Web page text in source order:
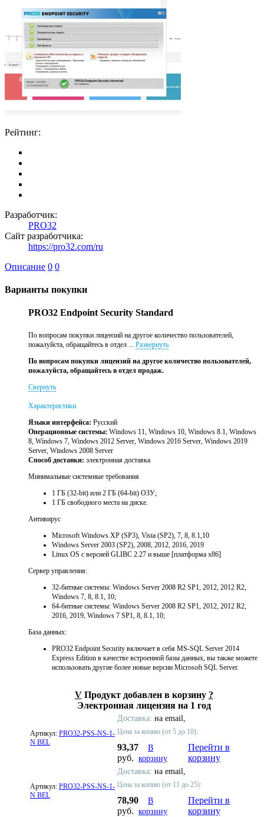
Рейтинг:
Разработчик:
PRO32
Сайт разработчика:
https://pro32.com/ru
Описание 0 0
Варианты покупки
PRO32 Endpoint Security Standard
По вопросам покупки лицензий на другое количество пользователей,
пожалуйста, обращайтесь в отдел ... Развернуть
По вопросам покупки лицензий на другое количество пользователей,
пожалуйста, обращайтесь в отдел продаж.
Свернуть
Характеристики
Языки интерфейса: Русский
Операционные системы: Windows 11, Windows 10, Windows 8.1, Windows
8, Windows 7, Windows 2012 Server, Windows 2016 Server, Windows 2019
Server, Windows 2008 Server
Способ доставки: электронная доставка
Минимальные системные требования
1 ГБ (32-bit) или 2 ГБ (64-bit) ОЗУ;
1 ГБ свободного места на диске.
Антивирус
Microsoft Windows XP (SP3), Vista (SP2), 7, 8, 8.1,10
Windows Server 2003 (SP2), 2008, 2012, 2016, 2019
Linux OS с версией GLIBC 2.27 и выше [платформа x86]
Сервер управления:
32-битные системы: Windows Server 2008 R2 SP1, 2012, 2012 R2,
Windows 7, 8, 8.1, 10;
64-битные системы: Windows Server 2008 R2 SP1, 2012, 2012 R2,
2016, 2019, Windows 7 SP1, 8, 8.1, 10;
База данных:
PRO32 Endpoint Security включает в себя MS-SQL Server 2014
Express Edition в качестве встроенной базы данных, вы также можете
использовать другие более новые версии Microsoft SQL Server.
V Продукт добавлен в корзину ?
Электронная лицензия на 1 год
Артикул: PRO32-PSS-NS-1-
N BEL
Доставка: на email,
Цена за копию (от 5 до 10):
93,37
руб.
В
корзину
Перейти в
корзину
Артикул: PRO32-PSS-NS-1-
N BEL
Доставка: на email,
Цена за копию (от 11 до 25):
78,90
руб.
В
корзину
Перейти в
корзину